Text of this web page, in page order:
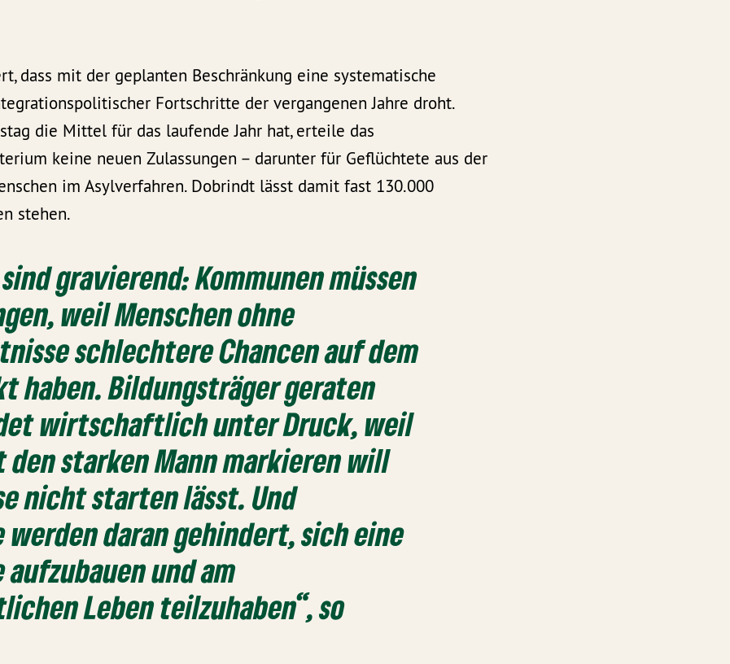
dass mit der geplanten Beschränkung eine systematische
Fortschritte der vergangenen Jahre droht.
die Mittel für das laufende Jahr hat, erteile das
keine neuen Zulassungen – darunter für Geflüchtete aus der
im Asylverfahren. Dobrindt lässt damit fast 130.000
stehen.
gravierend: Kommunen müssen
weil Menschen ohne
schlechtere Chancen auf dem
haben. Bildungsträger geraten
wirtschaftlich unter Druck, weil
den starken Mann markieren will
nicht starten lässt. Und
daran gehindert, sich eine
und am
Leben teilzuhaben“, so